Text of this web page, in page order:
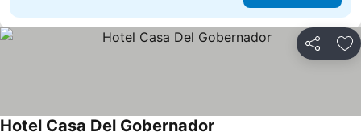
Compartir
Hotel Casa Del Gobernador